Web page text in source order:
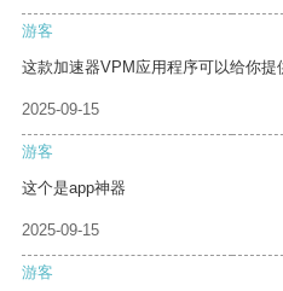
游客
这款加速器VPM应用程序可以给你提
2025-09-15
游客
这个是app神器
2025-09-15
游客